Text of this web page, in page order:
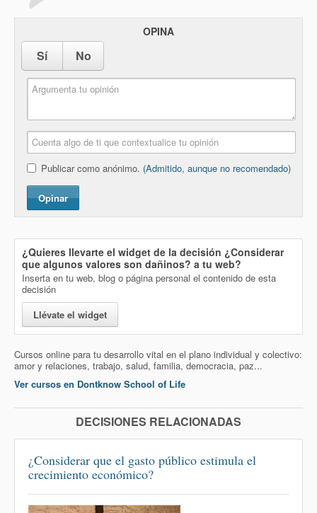
OPINA
Sí No
Publicar como anónimo. (Admitido, aunque no recomendado)
Opinar
¿Quieres llevarte el widget de la decisión ¿Considerar
que algunos valores son dañinos? a tu web?
Inserta en tu web, blog o página personal el contenido de esta
decisión
Llévate el widget
Cursos online para tu desarrollo vital en el plano individual y colectivo:
amor y relaciones, trabajo, salud, familia, democracia, paz...
Ver cursos en Dontknow School of Life
DECISIONES RELACIONADAS
¿Considerar que el gasto público estimula el
crecimiento económico?